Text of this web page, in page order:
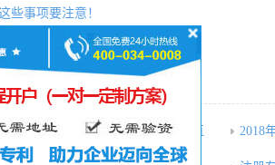
些事项要注意！
利好！境外投资者以分配利润直 2018